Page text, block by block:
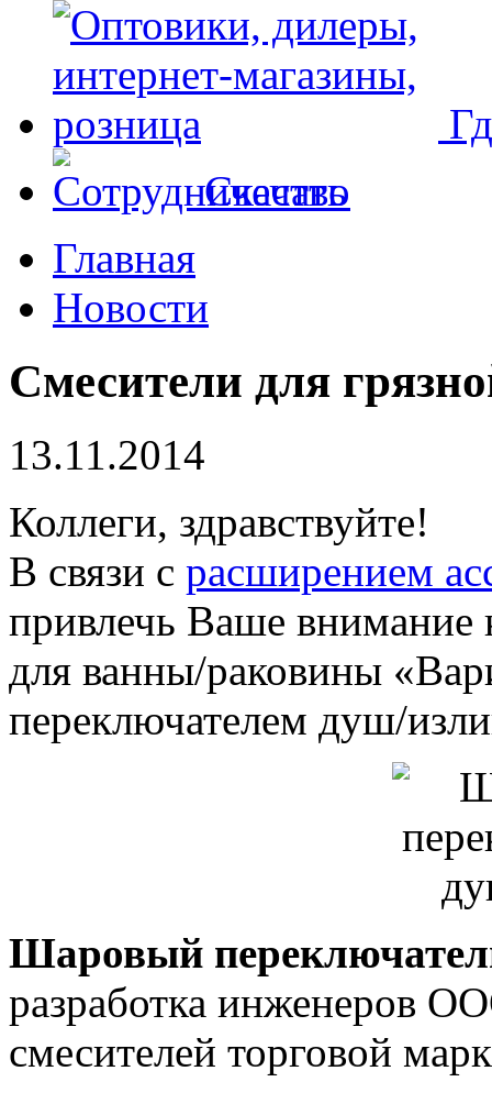
Скачать
Главная
Новости
Смесители для
13.11.2014
Коллеги, здравствуйте!
В связи с расширением
привлечь Ваше внимание
для ванны/раковины
переключателем душ/
Шаровый
разработка инженеров
смесителей торговой